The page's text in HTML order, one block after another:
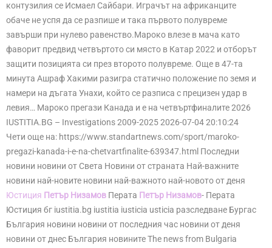
контузилия се Исмаел Сайбари. Играчът на африканците
обаче не успя да се разпише и така първото полувреме
завърши при нулево равенство.Мароко влезе в мача като
фаворит предвид четвъртото си място в Катар 2022 и отборът
защити позицията си през второто полувреме. Още в 47-та
минута Ашраф Хакими разигра статично положение по земя и
намери на дъгата Унахи, който се разписа с прецизен удар в
левия… Мароко прегази Канада и е на четвъртфиналите 2026
IUSTITIA.BG – Investigations 2009-2025 2026-07-04 20:10:24
Чети още на: https://www.standartnews.com/sport/maroko-
pregazi-kanada-i-e-na-chetvartfinalite-639347.html Последни
новини новини от Света Новини от страната Най-важните
новини най-новите новини най-важното най-новото от деня
Юстиция Петър Низамов Перата Петър Низамов- Перата
Юстиция бг iustitia.bg iustitia iusticia usticia разследване Бургас
България новини новини от последния час новини от деня
новини от днес България новините The news from Bulgaria